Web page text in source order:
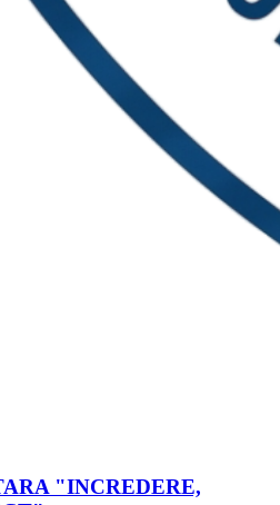
"INCREDERE,